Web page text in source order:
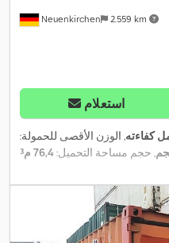
Neuenkirchen 2.559 km
استعلام
كفاءته, الوزن الأقصى للحمولة:
, حجم مساحة التحميل:76,4 م³